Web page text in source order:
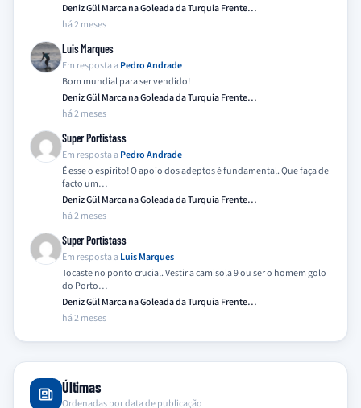
Deniz Gül Marca na Goleada da Turquia Frente…
há 2 meses
Luis Marques
Em resposta a Pedro Andrade
Bom mundial para ser vendido!
Deniz Gül Marca na Goleada da Turquia Frente…
há 2 meses
Super Portistass
Em resposta a Pedro Andrade
É esse o espírito! O apoio dos adeptos é fundamental. Que faça de
facto um…
Deniz Gül Marca na Goleada da Turquia Frente…
há 2 meses
Super Portistass
Em resposta a Luis Marques
Tocaste no ponto crucial. Vestir a camisola 9 ou ser o homem golo
do Porto…
Deniz Gül Marca na Goleada da Turquia Frente…
há 2 meses
Últimas
Ordenadas por data de publicação